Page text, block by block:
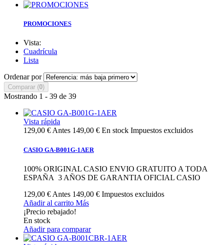
PROMOCIONES
Vista:
Cuadrícula
Lista
Ordenar por
Comparar (0)
Mostrando 1 - 39 de 39
Vista rápida
129,00 € Antes 149,00 € En stock Impuestos excluidos
CASIO GA-B001G-1AER
100% ORIGINAL CASIO ENVIO GRATUITO A TODA
ESPAÑA 3 AÑOS DE GARANTIA OFICIAL CASIO
129,00 € Antes 149,00 € Impuestos excluidos
Añadir al carrito Más
¡Precio rebajado!
En stock
Añadir para comparar